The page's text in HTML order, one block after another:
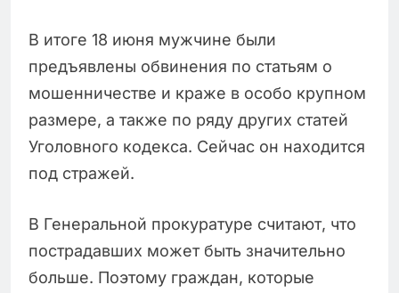
В итоге 18 июня мужчине были
предъявлены обвинения по статьям о
мошенничестве и краже в особо крупном
размере, а также по ряду других статей
Уголовного кодекса. Сейчас он находится
под стражей.
В Генеральной прокуратуре считают, что
пострадавших может быть значительно
больше. Поэтому граждан, которые